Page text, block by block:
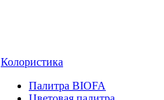
Колористика
Палитра BIOFA